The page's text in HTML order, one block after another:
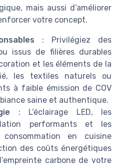
mais aussi d’améliorer
votre concept.
: Privilégiez des
issus de filières durables
et les éléments de la
les textiles naturels ou
à faible émission de COV
saine et authentique.
: L’éclairage LED, les
performants et les
consommation en cuisine
des coûts énergétiques
carbone de votre